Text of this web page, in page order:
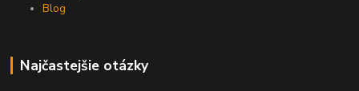
Blog
Najčastejšie otázky